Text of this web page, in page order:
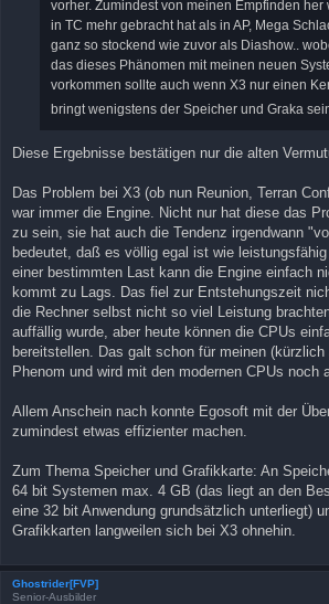
vorher. Zumindest von meinen Empfinden
in TC mehr gebracht hat als in AP, Mega
ganz so stockend wie zuvor als Diashow..
das dieses Phänomen mit meinen neuen
vorkommen sollte auch wenn X3 nur einen
bringt wenigstens der Speicher und Graka
Diese Ergebnisse bestätigen nur die alten
Das Problem bei X3 (ob nun Reunion, Terran
war immer die Engine. Nicht nur hat diese das
zu sein, sie hat auch die Tendenz irgendwann
bedeutet, daß es völlig egal ist wie
einer bestimmten Last kann die Engine einfach
kommt zu Lags. Das fiel zur Entstehungszeit
die Rechner selbst nicht so viel Leistung
auffällig wurde, aber heute können die CPUs
bereitstellen. Das galt schon für meinen
Phenom und wird mit den modernen CPUs noch
Allem Anschein nach konnte Egosoft mit der
zumindest etwas effizienter machen.
Zum Thema Speicher und Grafikkarte: An
64 bit Systemen max. 4 GB (das liegt an den
eine 32 bit Anwendung grundsätzlich unterliegt)
Grafikkarten langweilen sich bei X3 ohnehin.
Ghostrider[FVP]
Senior-Ausbilder